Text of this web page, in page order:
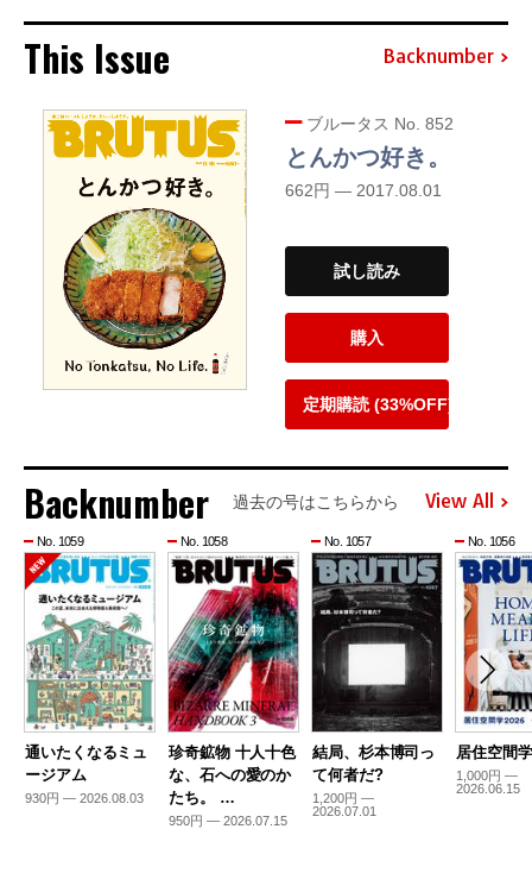
This Issue Backnumber
ブルータス No. 852
とんかつ好き。
662円 — 2017.08.01
試し読み
購入
定期購読 (33%OFF)
Backnumber 過去の号はこちらから View All
No. 1059
通いたくなるミュ
ージアム
930円 — 2026.08.03
No. 1058
珍奇鉱物 十人十色
な、石への愛のか
たち。 …
950円 — 2026.07.15
No. 1057
結局、杉本博司っ
て何者だ?
1,200円 —
2026.07.01
No. 1056
居住空間
1,000円 —
2026.06.15